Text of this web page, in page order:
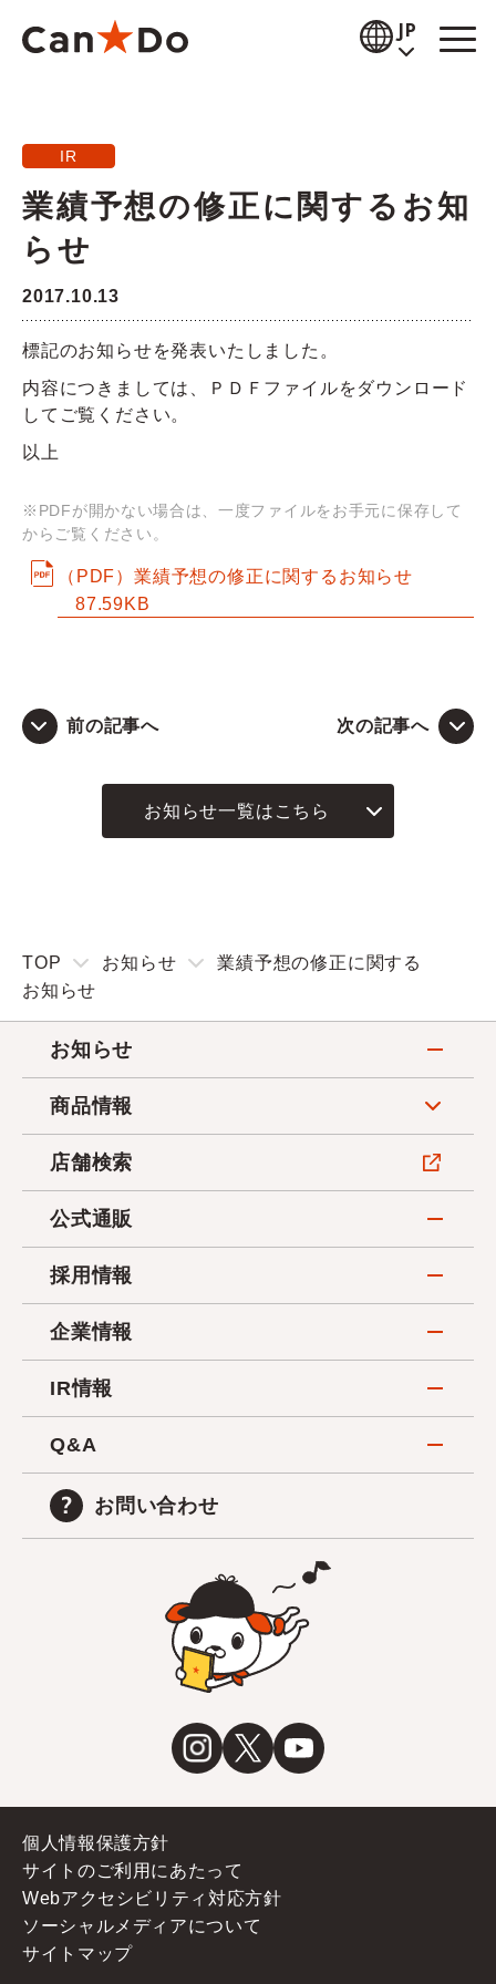
JP
お知らせ
商品情報
公式通販
採用情報
お問い合わせ
IR
業績予想の修正に関するお知
らせ
2017.10.13
標記のお知らせを発表いたしました。
内容につきましては、ＰＤＦファイルをダウンロード
してご覧ください。
以上
※PDFが開かない場合は、一度ファイルをお手元に保存して
からご覧ください。
（PDF）業績予想の修正に関するお知らせ
87.59KB
前の記事へ 次の記事へ
お知らせ一覧はこちら
TOP お知らせ
業績予想の修正に関する
お知らせ
お知らせ
商品情報
店舗検索
公式通販
採用情報
企業情報
IR情報
Q&A
お問い合わせ
個人情報保護方針
サイトのご利用にあたって
Webアクセシビリティ対応方針
ソーシャルメディアについて
サイトマップ